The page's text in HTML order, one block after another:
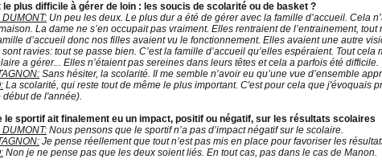
le plus difficile à gérer de loin : les soucis de scolarité ou de basket ?
Un peu les deux. Le plus dur a été de gérer avec la famille d’accueil. Cela
La dame ne s’en occupait pas vraiment. Elles rentraient de l’entrainement,
d’accueil donc nos filles avaient vu le fonctionnement. Elles avaient une autre
ravies: tout se passe bien. C’est la famille d’accueil qu’elles espéraient. Tout
a gérer... Elles n’étaient pas sereines dans leurs têtes et cela a parfois été difficile.
Sans hésiter, la scolarité. Il me semble n’avoir eu qu’une vue d’ensemble
La scolarité, qui reste tout de même le plus important. C'est pour cela que
de l'année).
le sportif ait finalement eu un impact, positif ou négatif, sur les résultats scolaires
Nous pensons que le sportif n’a pas d’impact négatif sur le scolaire.
Je pense réellement que tout n’est pas mis en place pour favoriser les
Non je ne pense pas que les deux soient liés. En tout cas, pas dans le cas de Manon.